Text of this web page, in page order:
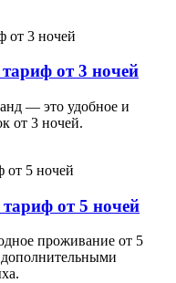
от 3 ночей
— это удобное и
от 3 ночей.
от 5 ночей
проживание от 5